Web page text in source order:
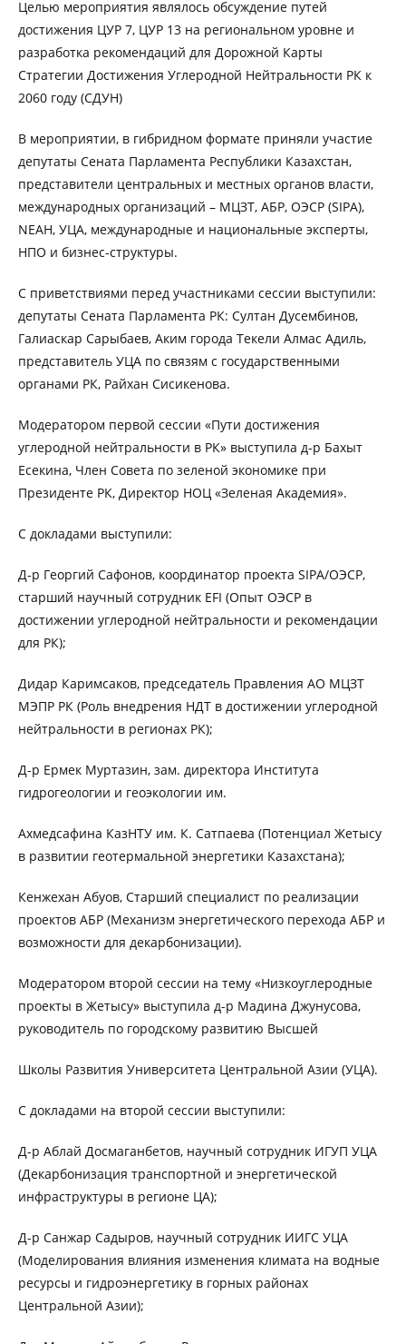
Целью мероприятия являлось обсуждение путей
достижения ЦУР 7, ЦУР 13 на региональном уровне и
разработка рекомендаций для Дорожной Карты
Стратегии Достижения Углеродной Нейтральности РК к
2060 году (СДУН)
В мероприятии, в гибридном формате приняли участие
депутаты Сената Парламента Республики Казахстан,
представители центральных и местных органов власти,
международных организаций – МЦЗТ, АБР, ОЭСР (SIPA),
NEAH, УЦА, международные и национальные эксперты,
НПО и бизнес-структуры.
С приветствиями перед участниками сессии выступили:
депутаты Сената Парламента РК: Султан Дусембинов,
Галиаскар Сарыбаев, Аким города Текели Алмас Адиль,
представитель УЦА по связям с государственными
органами РК, Райхан Сисикенова.
Модератором первой сессии «Пути достижения
углеродной нейтральности в РК» выступила д-р Бахыт
Есекина, Член Совета по зеленой экономике при
Президенте РК, Директор НОЦ «Зеленая Академия».
С докладами выступили:
Д-р Георгий Сафонов, координатор проекта SIPA/ОЭСР,
старший научный сотрудник EFI (Опыт ОЭСР в
достижении углеродной нейтральности и рекомендации
для РК);
Дидар Каримсаков, председатель Правления АО МЦЗТ
МЭПР РК (Роль внедрения НДТ в достижении углеродной
нейтральности в регионах РК);
Д-р Ермек Муртазин, зам. директора Института
гидрогеологии и геоэкологии им.
Ахмедсафина КазНТУ им. К. Сатпаева (Потенциал Жетысу
в развитии геотермальной энергетики Казахстана);
Кенжехан Абуов, Старший специалист по реализации
проектов АБР (Механизм энергетического перехода АБР и
возможности для декарбонизации).
Модератором второй сессии на тему «Низкоуглеродные
проекты в Жетысу» выступила д-р Мадина Джунусова,
руководитель по городскому развитию Высшей
Школы Развития Университета Центральной Азии (УЦА).
С докладами на второй сессии выступили:
Д-р Аблай Досмаганбетов, научный сотрудник ИГУП УЦА
(Декарбонизация транспортной и энергетической
инфраструктуры в регионе ЦА);
Д-р Санжар Садыров, научный сотрудник ИИГС УЦА
(Моделирования влияния изменения климата на водные
ресурсы и гидроэнергетику в горных районах
Центральной Азии);